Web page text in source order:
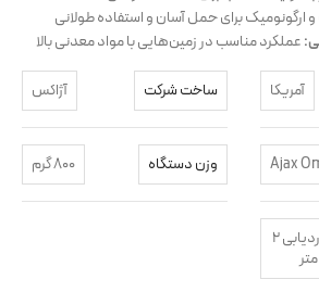
برای حمل آسان و استفاده طولانی
عملکرد مناسب در زمین‌هایی با مواد معدنی بالا
آمریکا ساخت شرکت آژاکس
Ajax وزن دستگاه ۸۰۰ گرم
حالت ردیابی 2